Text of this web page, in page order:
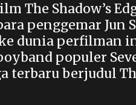
The Shadow’s
penggemar Jun
dunia perfilman
populer
berjudul